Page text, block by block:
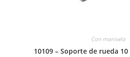
Con manivela
10109 – Soporte de rueda